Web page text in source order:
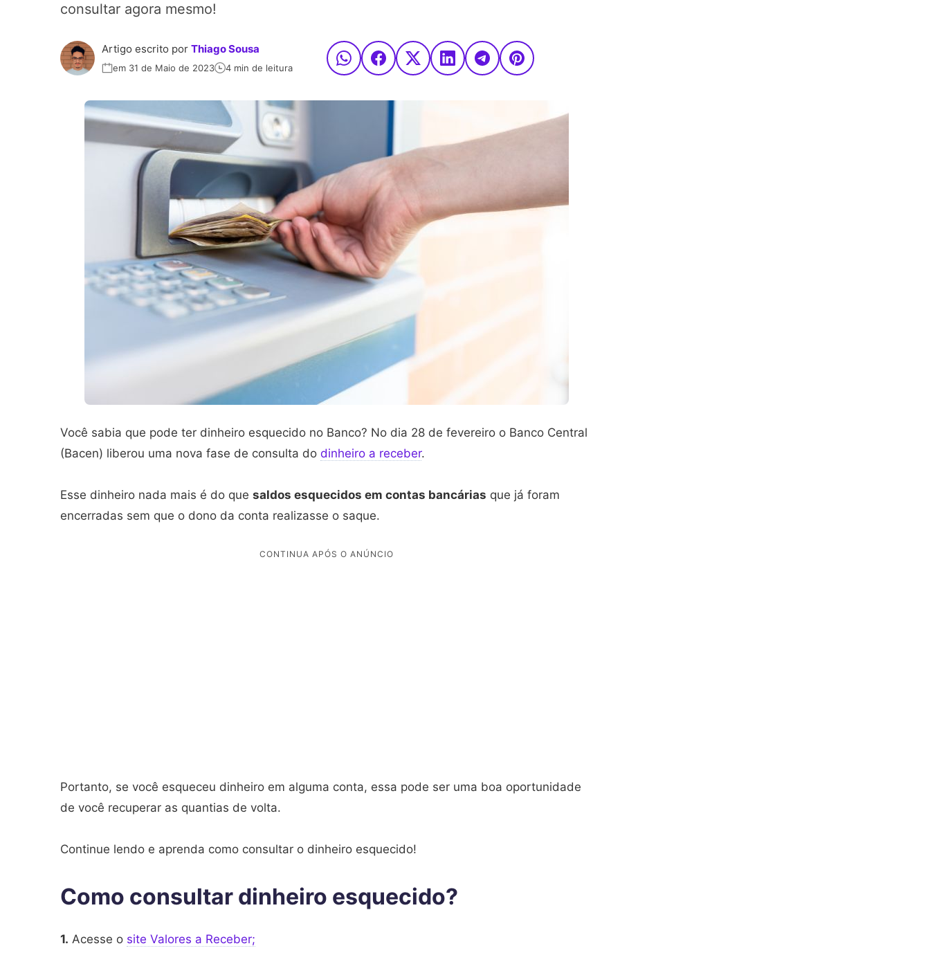
consultar agora mesmo!
Artigo escrito por Thiago Sousa
em 31 de Maio de 2023 4 min de leitura
Você sabia que pode ter dinheiro esquecido no Banco? No dia 28 de fevereiro o Banco Central
(Bacen) liberou uma nova fase de consulta do dinheiro a receber.
Esse dinheiro nada mais é do que saldos esquecidos em contas bancárias que já foram
encerradas sem que o dono da conta realizasse o saque.
Portanto, se você esqueceu dinheiro em alguma conta, essa pode ser uma boa oportunidade
de você recuperar as quantias de volta.
Continue lendo e aprenda como consultar o dinheiro esquecido!
Como consultar dinheiro esquecido?
1. Acesse o site Valores a Receber;